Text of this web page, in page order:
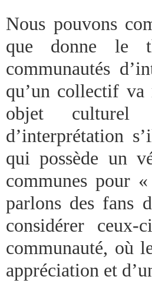
Nous pouvons
que donne le
communautés
qu’un collectif
objet culturel
d’interprétation
qui possède un
communes pour
parlons des fans
considérer
communauté, où
appréciation et